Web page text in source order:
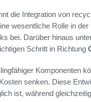
die Integration von
wesentliche Rolle in
bei. Darüber hinaus
Schritt in Richtung
Komponenten
senken. Diese
ist, während